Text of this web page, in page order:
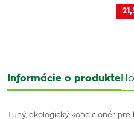
Informácie o produkte
Tuhý, ekologický kondicionér